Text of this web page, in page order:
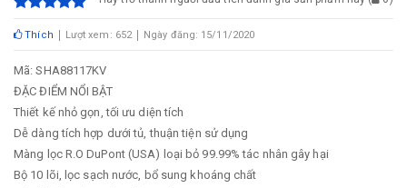
Thích Lượt xem: 652 Ngày đăng: 15/11/2020
Mã: SHA88117KV
ĐẶC ĐIỂM NỔI BẬT
Thiết kế nhỏ gọn, tối ưu diện tích
Dễ dàng tích hợp dưới tủ, thuận tiện sử dụng
Màng lọc R.O DuPont (USA) loại bỏ 99.99% tác nhân gây hại
Bộ 10 lõi, lọc sạch nước, bổ sung khoáng chất